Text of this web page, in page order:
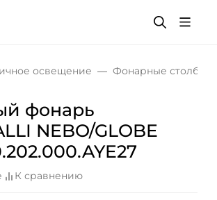
освещение Фонарные столбы
фонарь
NEBO/GLOBE
К сравнению